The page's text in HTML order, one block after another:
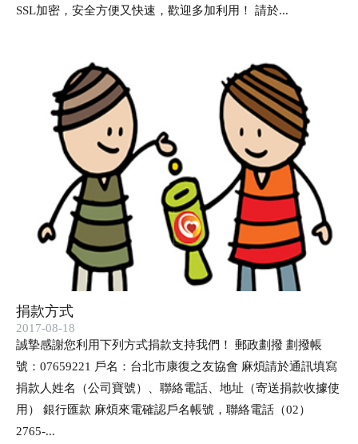
SSL加密，安全方便又快速，歡迎多加利用！ 請於...
捐款方式
2017-08-18
誠摯感謝您利用下列方式捐款支持我們！ 郵政劃撥 劃撥帳
號：07659221 戶名：台北市康復之友協會 麻煩請於通訊填寫
捐款人姓名（公司寶號）、聯絡電話、地址（寄送捐款收據使
用） 銀行匯款 麻煩來電確認戶名帳號，聯絡電話（02）
2765-...